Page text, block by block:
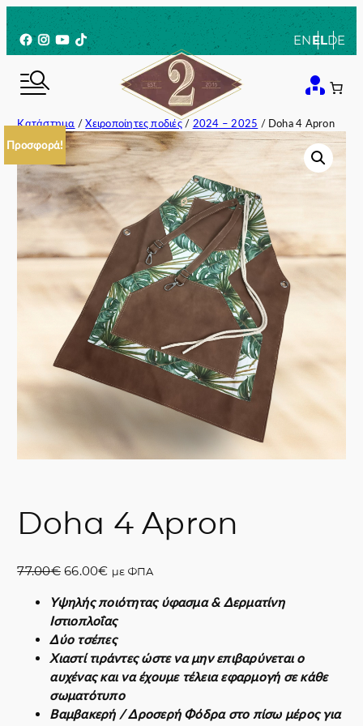
στο
περιεχόμενο
Facebook
Instagram
YouTube
TikTok ENELDE
Κατάστημα /Χειροποίητες ποδιές/ 2024 – 2025 / Doha 4 Apron
Προσφορά!
Doha 4 Apron
77.00€ O
i
g
i
n
a
l
p
66.00€Η
ρ
έ
χ
ο
υ
σ
α
με ΦΠΑ
Υψηλής ποιότητας ύφασμα & Δερματίνη
Ιστιοπλοΐας
Δύο τσέπες
Χιαστί τιράντες ώστε να μην επιβαρύνεται ο
αυχένας και να έχουμε τέλεια εφαρμογή σε κάθε
σωματότυπο
Βαμβακερή / Δροσερή Φόδρα στο πίσω μέρος για